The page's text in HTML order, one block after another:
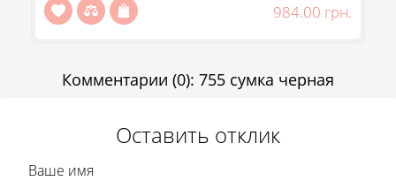
Отправить
984.00 грн.
Комментарии (0): 755 сумка черная
Оставить отклик
Ваше имя